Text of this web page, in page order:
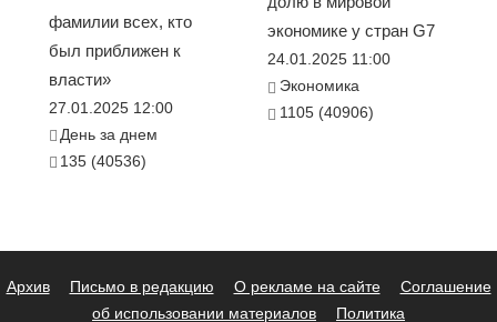
фамилии всех, кто
был приближен к
власти»
27.01.2025 12:00
День за днем
135 (40536)
экономике у стран G7
24.01.2025 11:00
Экономика
1105 (40906)
Архив Письмо в редакцию О рекламе на сайте
Соглашение
об использовании материалов
Политика